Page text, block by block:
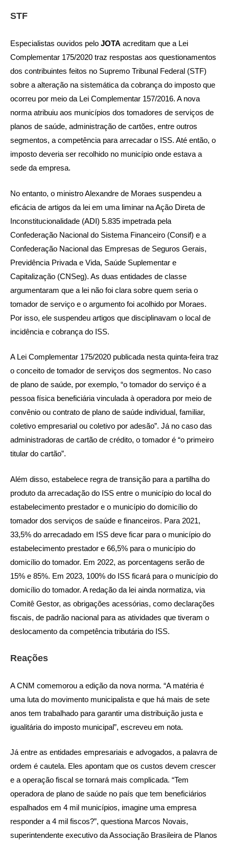
STF
Especialistas ouvidos pelo JOTA acreditam que a Lei
Complementar 175/2020 traz respostas aos questionamentos
dos contribuintes feitos no Supremo Tribunal Federal (STF)
sobre a alteração na sistemática da cobrança do imposto que
ocorreu por meio da Lei Complementar 157/2016. A nova
norma atribuiu aos municípios dos tomadores de serviços de
planos de saúde, administração de cartões, entre outros
segmentos, a competência para arrecadar o ISS. Até então, o
imposto deveria ser recolhido no município onde estava a
sede da empresa.
No entanto, o ministro Alexandre de Moraes suspendeu a
eficácia de artigos da lei em uma liminar na Ação Direta de
Inconstitucionalidade (ADI) 5.835 impetrada pela
Confederação Nacional do Sistema Financeiro (Consif) e a
Confederação Nacional das Empresas de Seguros Gerais,
Previdência Privada e Vida, Saúde Suplementar e
Capitalização (CNSeg). As duas entidades de classe
argumentaram que a lei não foi clara sobre quem seria o
tomador de serviço e o argumento foi acolhido por Moraes.
Por isso, ele suspendeu artigos que disciplinavam o local de
incidência e cobrança do ISS.
A Lei Complementar 175/2020 publicada nesta quinta-feira traz
o conceito de tomador de serviços dos segmentos. No caso
de plano de saúde, por exemplo, “o tomador do serviço é a
pessoa física beneficiária vinculada à operadora por meio de
convênio ou contrato de plano de saúde individual, familiar,
coletivo empresarial ou coletivo por adesão”. Já no caso das
administradoras de cartão de crédito, o tomador é “o primeiro
titular do cartão”.
Além disso, estabelece regra de transição para a partilha do
produto da arrecadação do ISS entre o município do local do
estabelecimento prestador e o município do domicílio do
tomador dos serviços de saúde e financeiros. Para 2021,
33,5% do arrecadado em ISS deve ficar para o município do
estabelecimento prestador e 66,5% para o município do
domicílio do tomador. Em 2022, as porcentagens serão de
15% e 85%. Em 2023, 100% do ISS ficará para o município do
domicílio do tomador. A redação da lei ainda normatiza, via
Comitê Gestor, as obrigações acessórias, como declarações
fiscais, de padrão nacional para as atividades que tiveram o
deslocamento da competência tributária do ISS.
Reações
A CNM comemorou a edição da nova norma. “A matéria é
uma luta do movimento municipalista e que há mais de sete
anos tem trabalhado para garantir uma distribuição justa e
igualitária do imposto municipal”, escreveu em nota.
Já entre as entidades empresariais e advogados, a palavra de
ordem é cautela. Eles apontam que os custos devem crescer
e a operação fiscal se tornará mais complicada. “Tem
operadora de plano de saúde no país que tem beneficiários
espalhados em 4 mil municípios, imagine uma empresa
responder a 4 mil fiscos?”, questiona Marcos Novais,
superintendente executivo da Associação Brasileira de Planos